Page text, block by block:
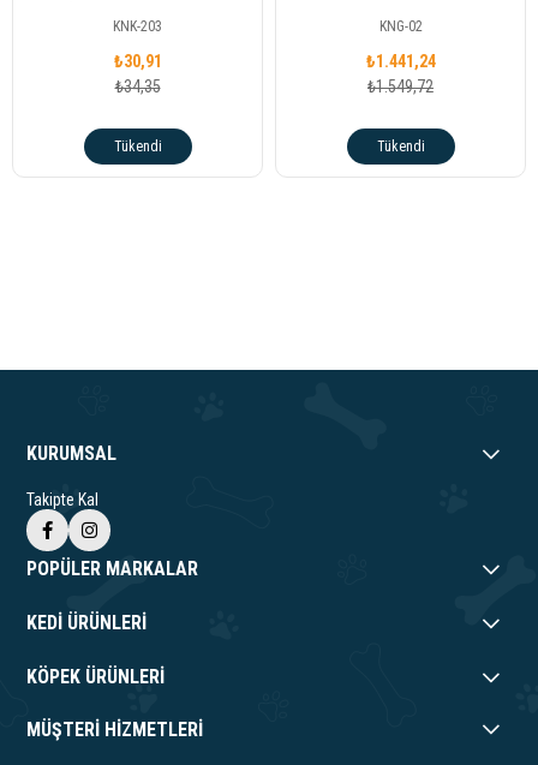
Tükendi
KNK-203
₺30,91
₺34,35
Tükendi
KNG-02
₺1.441,24
₺1.549,72
KURUMSAL
Takipte Kal
POPÜLER MARKALAR
KEDİ ÜRÜNLERİ
KÖPEK ÜRÜNLERİ
MÜŞTERİ HİZMETLERİ